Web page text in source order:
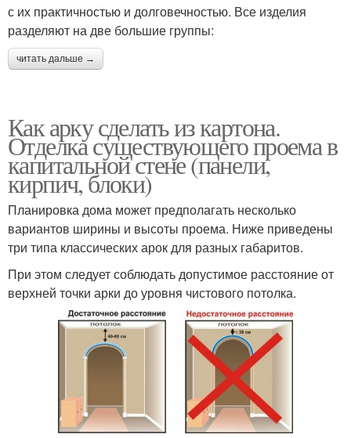
с их практичностью и долговечностью. Все изделия
разделяют на две большие группы:
читать дальше →
Как арку сделать из картона.
Отделка существующего проема в
капитальной стене (панели,
кирпич, блоки)
Планировка дома может предполагать несколько
вариантов ширины и высоты проема. Ниже приведены
три типа классических арок для разных габаритов.
При этом следует соблюдать допустимое расстояние от
верхней точки арки до уровня чистового потолка.